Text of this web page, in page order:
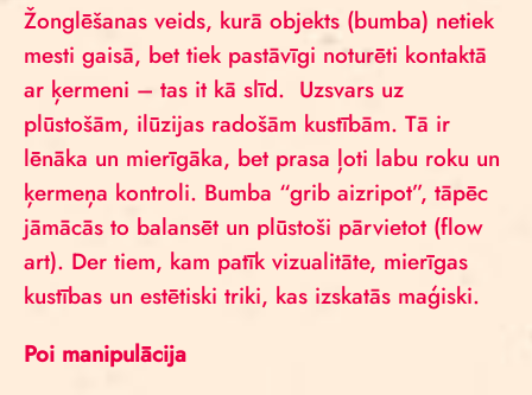
Žonglēšanas veids, kurā objekts (bumba) netiek
mesti gaisā, bet tiek pastāvīgi noturēti kontaktā
ar ķermeni – tas it kā slīd. Uzsvars uz
plūstošām, ilūzijas radošām kustībām. Tā ir
lēnāka un mierīgāka, bet prasa ļoti labu roku un
ķermeņa kontroli. Bumba “grib aizripot”, tāpēc
jāmācās to balansēt un plūstoši pārvietot (flow
art). Der tiem, kam patīk vizualitāte, mierīgas
kustības un estētiski triki, kas izskatās maģiski.
Poi manipulācija